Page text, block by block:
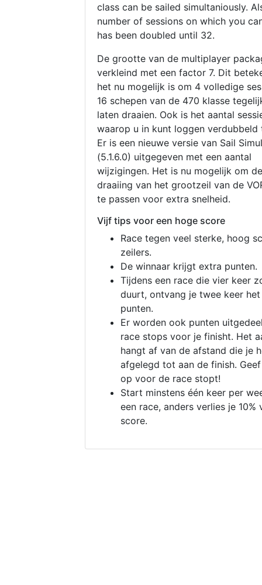
class can be sailed simultaniously.
number of sessions on which you
has been doubled until 32.
De grootte van de multiplayer
verkleind met een factor 7. Dit
het nu mogelijk is om 4 volledige
16 schepen van de 470 klasse
laten draaien. Ook is het aantal
waarop u in kunt loggen verdubbeld
Er is een nieuwe versie van Sail
(5.1.6.0) uitgegeven met een aantal
wijzigingen. Het is nu mogelijk om de
draaiing van het grootzeil van de
te passen voor extra snelheid.
Vijf tips voor een hoge score
Race tegen veel sterke, hoog
zeilers.
De winnaar krijgt extra punten.
Tijdens een race die vier keer
duurt, ontvang je twee keer
punten.
Er worden ook punten
race stops voor je finisht. Het
hangt af van de afstand die je
afgelegd tot aan de finish.
op voor de race stopt!
Start minstens één keer per
een race, anders verlies je 10%
score.